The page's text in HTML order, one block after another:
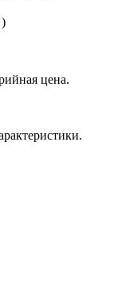
цена.